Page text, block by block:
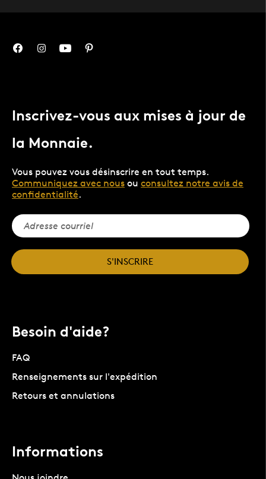
Inscrivez-vous aux mises à jour de
la Monnaie.
Vous pouvez vous désinscrire en tout temps.
Communiquez avec nous ou consultez notre avis de
confidentialité.
S'INSCRIRE
Besoin d'aide?
FAQ
Renseignements sur l'expédition
Retours et annulations
Informations